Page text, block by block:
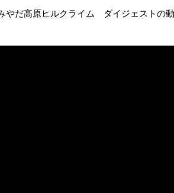
だ高原ヒルクライム ダイジェストの動